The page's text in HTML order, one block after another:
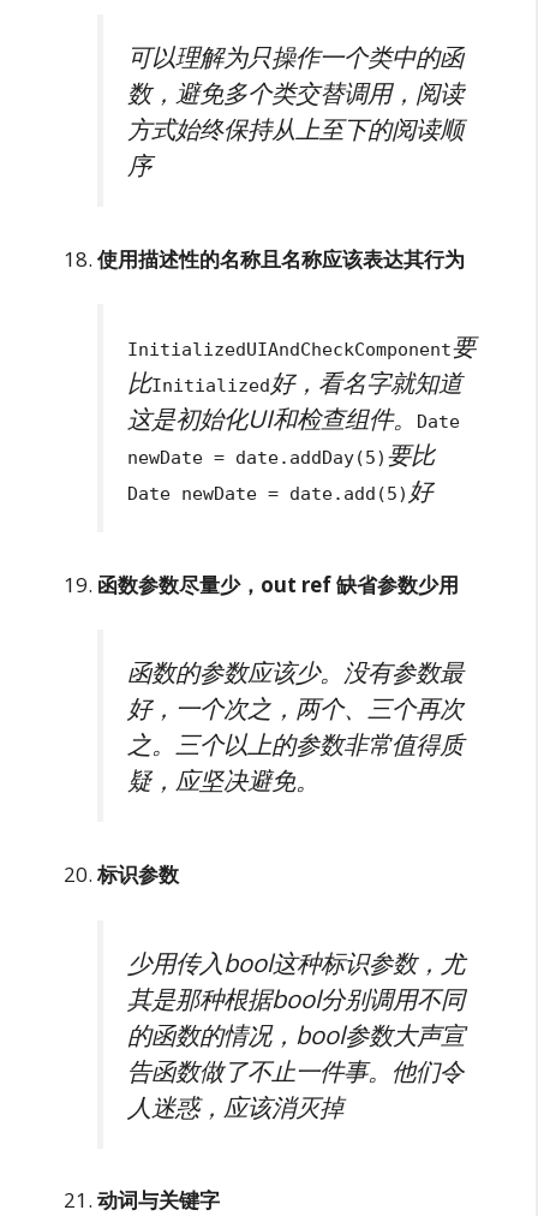
可以理解为只操作一个类中的函
数，避免多个类交替调用，阅读
方式始终保持从上至下的阅读顺
序
使用描述性的名称且名称应该表达其行为
InitializedUIAndCheckComponent要
比Initialized 好，看名字就知道
这是初始化UI和检查组件。
Date
newDate = date.addDay(5) 要比
Date newDate = date.add(5) 好
函数参数尽量少，out ref 缺省参数少用
函数的参数应该少。没有参数最
好，一个次之，两个、三个再次
之。三个以上的参数非常值得质
疑，应坚决避免。
标识参数
少用传入bool这种标识参数，尤
其是那种根据bool分别调用不同
的函数的情况，bool参数大声宣
告函数做了不止一件事。他们令
人迷惑，应该消灭掉
动词与关键字